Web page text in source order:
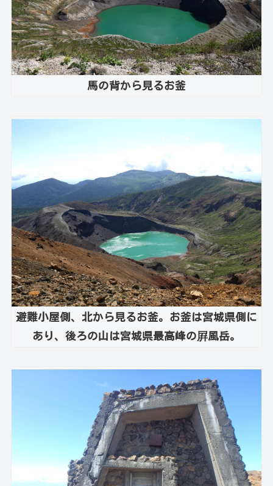
馬の背から見るお釜
避難小屋側、北から見るお釜。お釜は宮城県側に
あり、後ろの山は宮城県最高峰の屛風岳。